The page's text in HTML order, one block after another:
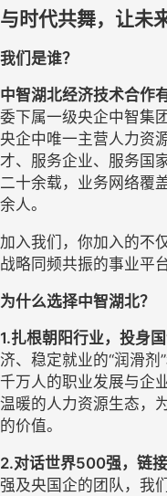
与时代共舞，让未
我们是谁？
中智湖北经济技术合作
委下属一级央企中智集
央企中唯一主营人力资
才、服务企业、服务国
二十余载，业务网络覆
余人。
加入我们，你加入的不
战略同频共振的事业平台
为什么选择中智湖北？
1.扎根朝阳行业，投身国
济、稳定就业的“润滑剂
千万人的职业发展与企
温暖的人力资源生态，
的价值。
2.对话世界500强，链接
强及央国企的团队，我